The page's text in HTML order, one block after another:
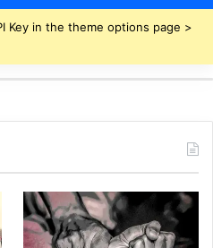
Key in the theme options page >